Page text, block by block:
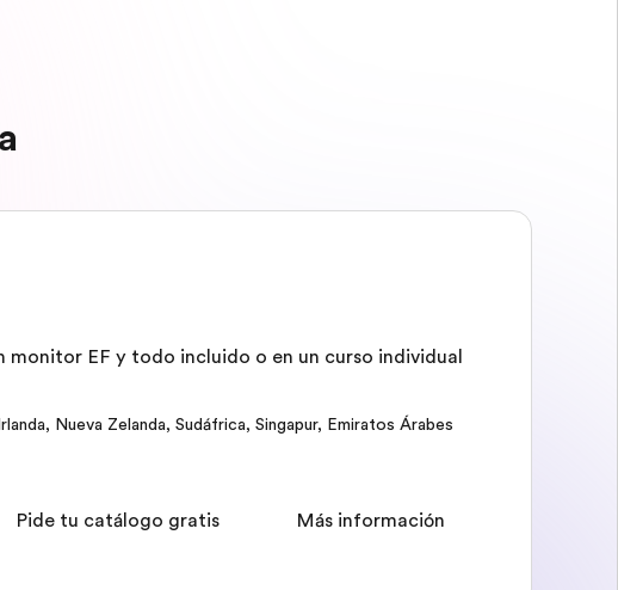
EF y todo incluido o en un curso individual
, Nueva Zelanda, Sudáfrica, Singapur, Emiratos Árabes
Más información
Pide tu catálogo gratis